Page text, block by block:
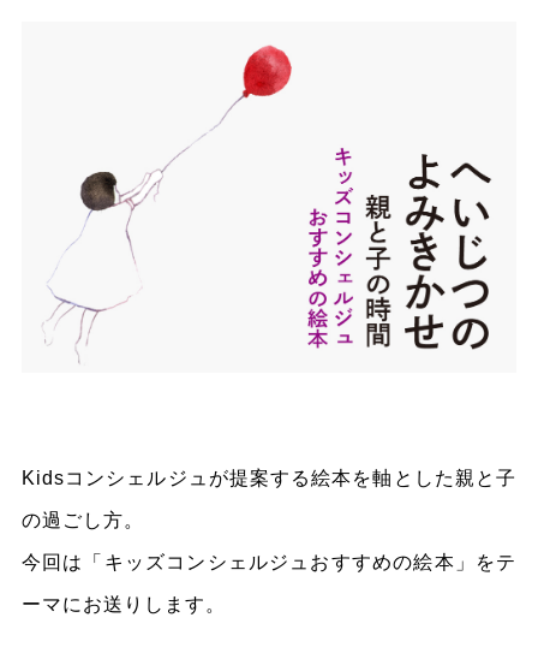
Kidsコンシェルジュが提案する絵本を軸とした親と子
の過ごし方。
今回は「キッズコンシェルジュおすすめの絵本」をテ
ーマにお送りします。